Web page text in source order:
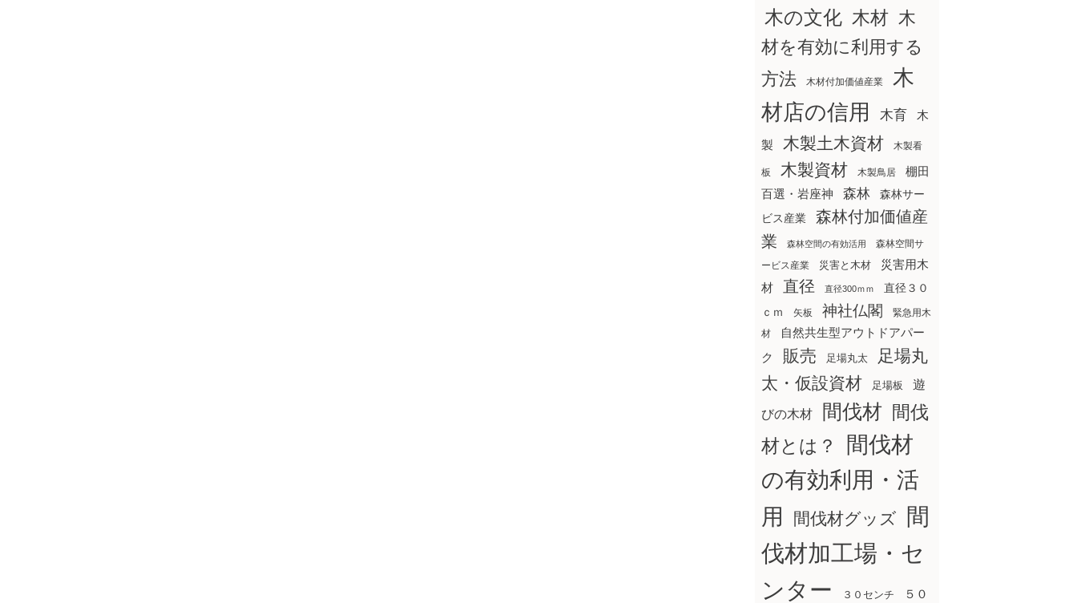
木の文化 木材 木
材を有効に利用する
方法
木材付加価値産業
木
材店の信用
木育 木
製 木製土木資材 木製看
板 木製資材 木製鳥居
棚田
百選・岩座神
森林
森林サー
ビス産業
森林付加価値産
業
森林空間の有効活用
森林空間サ
ービス産業
災害と木材
災害用木
材
直径 直径300ｍｍ
直径３０
ｃｍ
矢板 神社仏閣
緊急用木
材
自然共生型アウトドアパー
ク
販売 足場丸太
足場丸
太・仮設資材
足場板 遊
びの木材 間伐材 間伐
材とは？
間伐材
の有効利用・活
用
間伐材グッズ
間
伐材加工場・セ
ンター
３０センチ ５０